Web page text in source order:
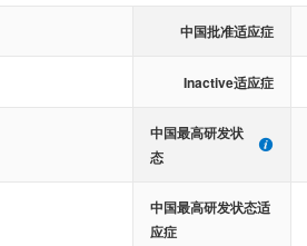
中国批准适应症
Inactive适应症
中国最高研发状
态
中国最高研发状态适
应症